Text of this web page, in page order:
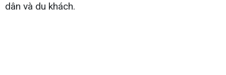
dân và du khách.